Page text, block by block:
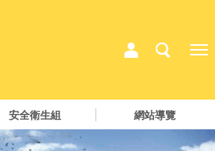
安全衛生組 網站導覽